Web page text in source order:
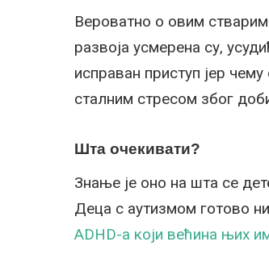
Вероватно о овим
развоја усмерена су,
исправан приступ јер
сталним стресом због
Шта очекивати?
Знање је оно на шта се
Деца с аутизмом готово
ADHD-а који већина њих